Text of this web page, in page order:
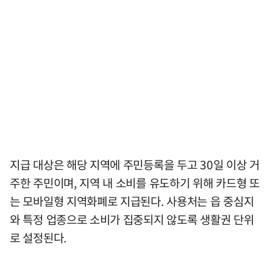
지급 대상은 해당 지역에 주민등록을 두고 30일 이상 거
주한 주민이며, 지역 내 소비를 유도하기 위해 카드형 또
는 모바일형 지역화폐로 지급된다. 사용처는 읍 중심지
와 특정 업종으로 소비가 집중되지 않도록 생활권 단위
로 설정된다.